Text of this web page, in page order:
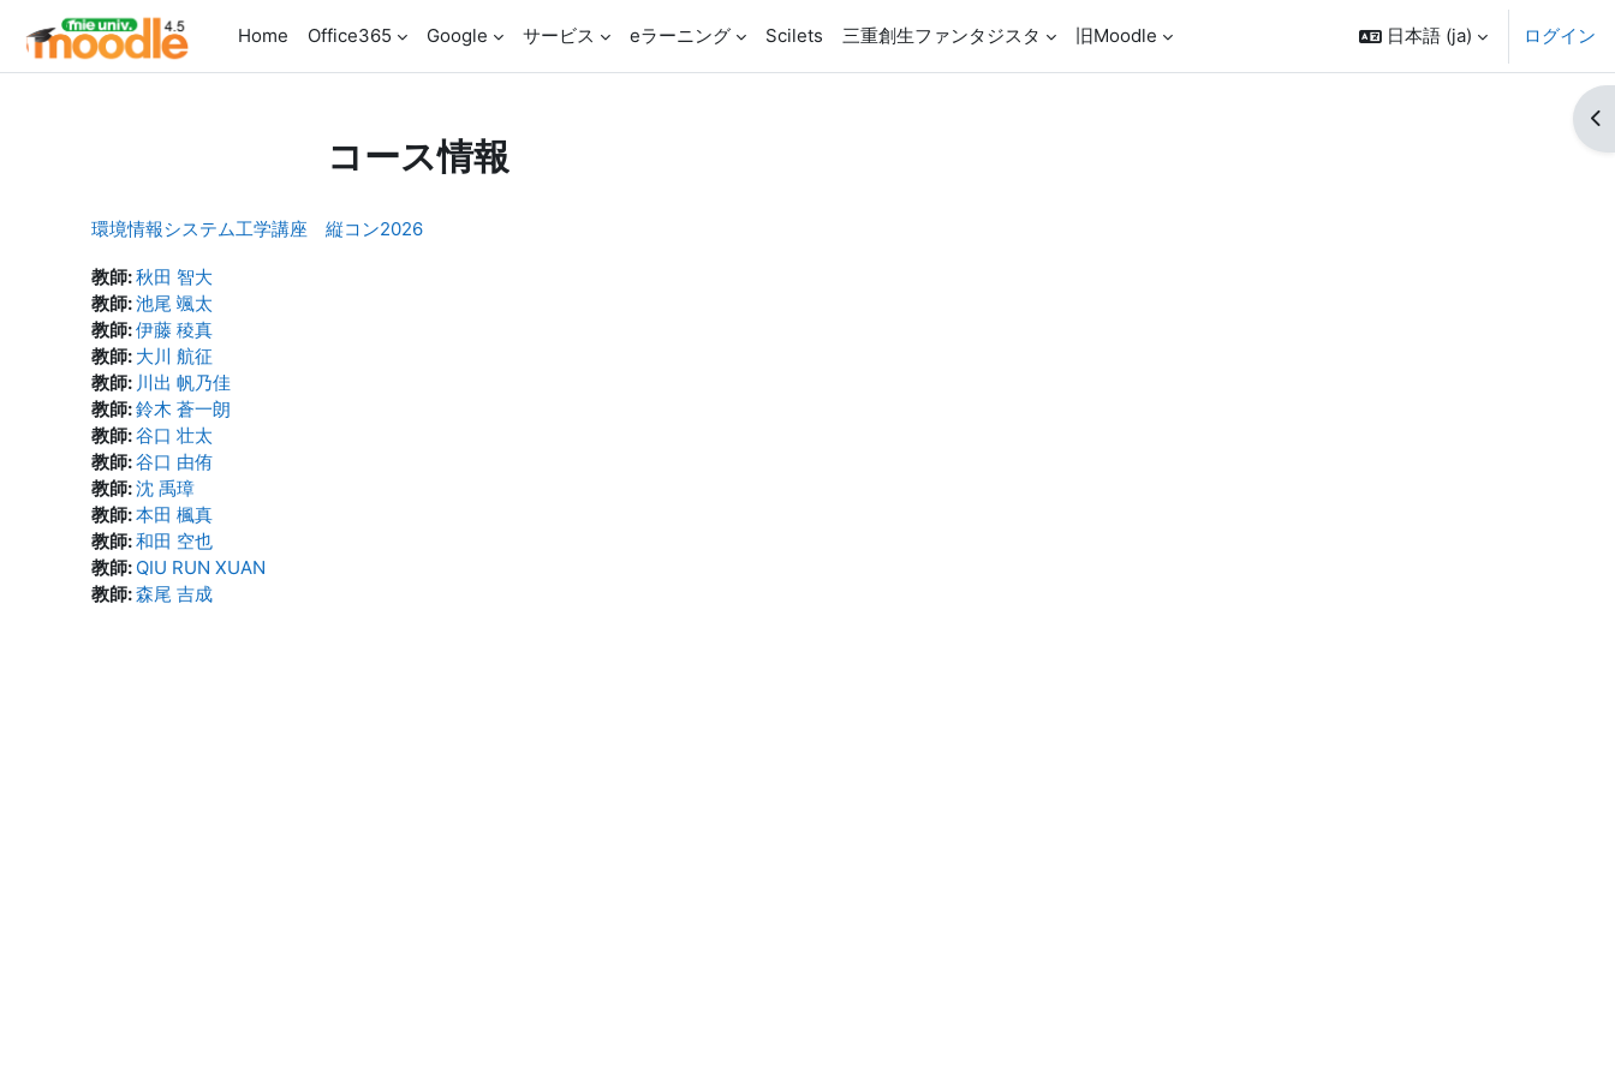
メインコンテンツへスキップする
Home
Office365 Google サービス eラーニング Scilets 三重創生ファンタジスタ 旧Moodle 日本語 ‎(ja)‎ ログイン
ブ
コース情報
環境情報システム工学講座 縦コン2026
教師:秋田 智大
教師:池尾 颯太
教師:伊藤 稜真
教師: 大川 航征
教師: 川出 帆乃佳
教師:鈴木 蒼一朗
教師:谷口 壮太
教師:谷口 由侑
教師:沈 禹璋
教師:本田 楓真
教師:和田 空也
教師: QIU RUN XUAN
教師:森尾 吉成